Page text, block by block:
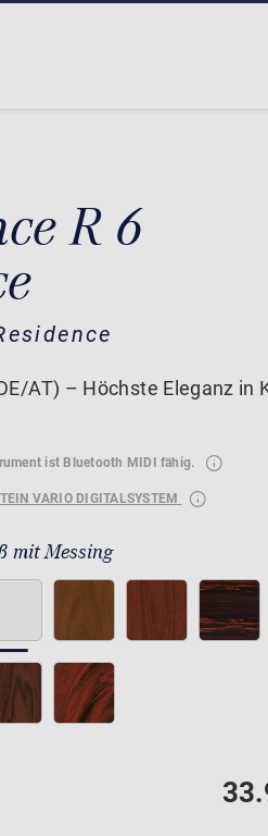
R 6
AT) – Höchste Eleganz in
ist Bluetooth MIDI fähig.
VARIO DIGITALSYSTEM
mit Messing